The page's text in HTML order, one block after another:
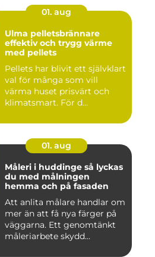
01. aug
Ulma pelletsbrännare
effektiv och trygg värme
med pellets
Pellets har blivit ett självklart
val för många som vill
värma huset prisvärt och
klimatsmart. För d...
01. aug
Måleri i huddinge så lyckas
du med målningen
hemma och på fasaden
Att anlita målare handlar om
mer än att få nya färger på
väggarna. Ett genomtänkt
måleriarbete skydd...